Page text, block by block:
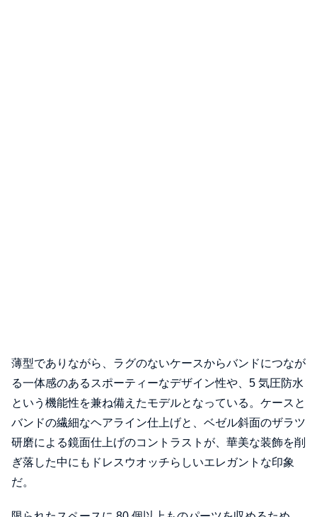
薄型でありながら、ラグのないケースからバンドにつなが
る一体感のあるスポーティーなデザイン性や、5 気圧防水
という機能性を兼ね備えたモデルとなっている。ケースと
バンドの繊細なヘアライン仕上げと、ベゼル斜面のザラツ
研磨による鏡面仕上げのコントラストが、華美な装飾を削
ぎ落した中にもドレスウオッチらしいエレガントな印象
だ。